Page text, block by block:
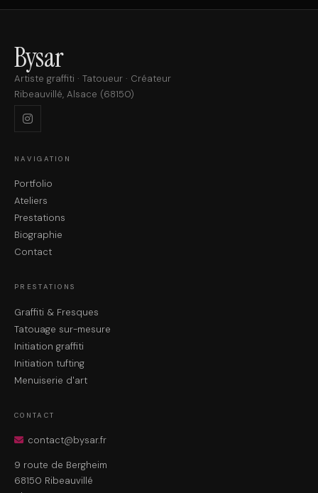
Bysar
Artiste graffiti · Tatoueur · Créateur
Ribeauvillé, Alsace (68150)
NAVIGATION
Portfolio
Ateliers
Prestations
Biographie
Contact
PRESTATIONS
Graffiti & Fresques
Tatouage sur-mesure
Initiation graffiti
Initiation tufting
Menuiserie d'art
CONTACT
contact@bysar.fr
9 route de Bergheim
68150 Ribeauvillé